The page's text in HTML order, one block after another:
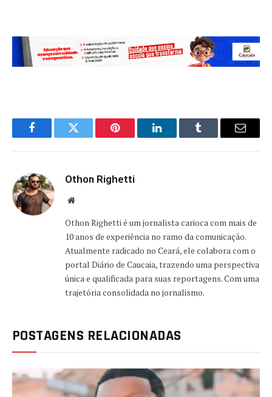
FacebookTwitter Pinterest LinkedInTumblr Email
Othon Righetti
Website
Othon Righetti é um jornalista carioca com mais de
10 anos de experiência no ramo da comunicação.
Atualmente radicado no Ceará, ele colabora com o
portal Diário de Caucaia, trazendo uma perspectiva
única e qualificada para suas reportagens. Com uma
trajetória consolidada no jornalismo.
POSTAGENS RELACIONADAS